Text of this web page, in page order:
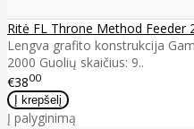
Ritė FL Throne Method Feeder
Lengva grafito konstrukcija
2000 Guolių skaičius: 9..
€3800
Į palyginimą